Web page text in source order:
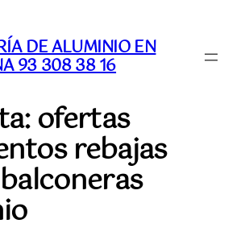
DE ALUMINIO EN
93 308 38 16
ofertas
rebajas